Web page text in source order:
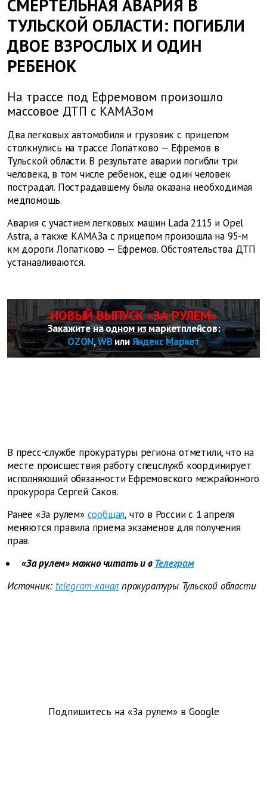
СМЕРТЕЛЬНАЯ АВАРИЯ В
ТУЛЬСКОЙ ОБЛАСТИ: ПОГИБЛИ
ДВОЕ ВЗРОСЛЫХ И ОДИН
РЕБЕНОК
На трассе под Ефремовом произошло
массовое ДТП с КАМАЗом
Два легковых автомобиля и грузовик с прицепом
столкнулись на трассе Лопатково — Ефремов в
Тульской области. В результате аварии погибли три
человека, в том числе ребенок, еще один человек
пострадал. Пострадавшему была оказана необходимая
медпомощь.
Авария с участием легковых машин Lada 2115 и Opel
Astra, а также КАМАЗа с прицепом произошла на 95-м
км дороги Лопатково — Ефремов. Обстоятельства ДТП
устанавливаются.
НОВЫЙ ВЫПУСК «ЗА РУЛЕМ»
Закажите на одном из маркетплейсов:
OZON,WBилиЯндекс Маркет
В пресс-службе прокуратуры региона отметили, что на
месте происшествия работу спецслужб координирует
исполняющий обязанности Ефремовского межрайонного
прокурора Сергей Саков.
Ранее «За рулем» сообщал, что в России с 1 апреля
меняются правила приема экзаменов для получения
прав.
«За рулем» можно читать и вТелеграм
Источник: telegram-канал прокуратуры Тульской области
Подпишитесь на «За рулем» в Google